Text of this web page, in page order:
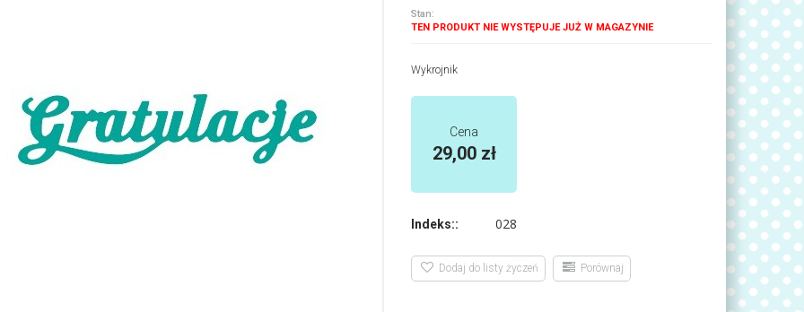
Stan:
TEN PRODUKT NIE WYSTĘPUJE JUŻ W MAGAZYNIE
Wykrojnik
Cena
29,00 zł
Indeks:: 028
Dodaj do listy życzeń Porównaj